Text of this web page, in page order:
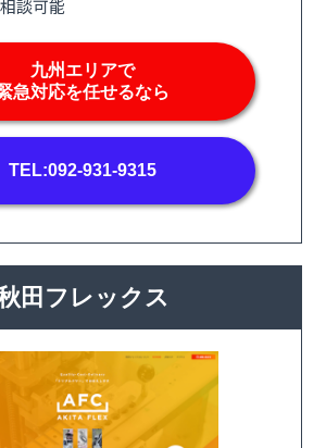
談可能
九州エリアで
急対応を任せるなら
TEL:092-931-9315
田フレックス